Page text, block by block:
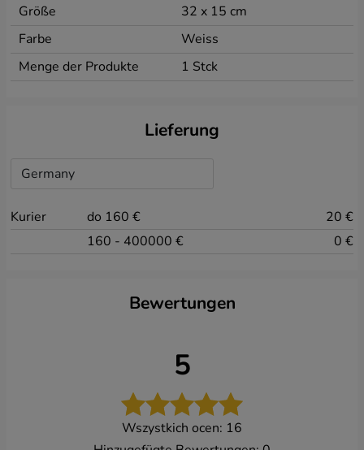
Größe
32 x 15 cm
Farbe
Weiss
Menge der Produkte
1 Stck
Lieferung
Kurier do 160 €
20 €
160 - 400000 € 0 €
Bewertungen
5
Wszystkich ocen: 16